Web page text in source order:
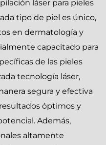
láser para pieles
tipo de piel es único,
en dermatología y
capacitado para
de las pieles
tecnología láser,
segura y efectiva
óptimos y
Además,
altamente